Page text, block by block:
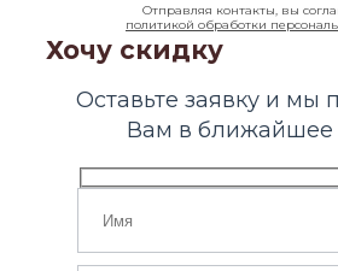
Отправляя контакты, вы
политикой обработки
Хочу скидку
Оставьте заявку и мы
Вам в ближайшее